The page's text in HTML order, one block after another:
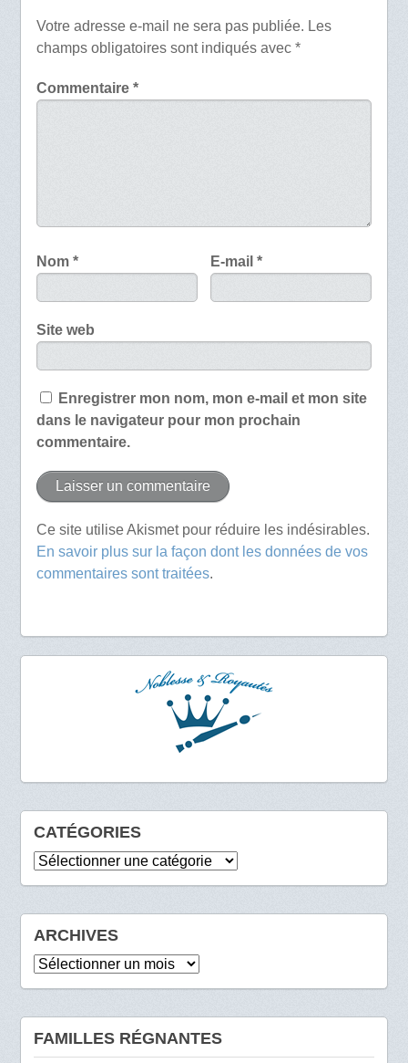
Votre adresse e-mail ne sera pas publiée. Les
champs obligatoires sont indiqués avec *
Commentaire *
Nom * E-mail*
Site web
Enregistrer mon nom, mon e-mail et mon site
dans le navigateur pour mon prochain
commentaire.
Ce site utilise Akismet pour réduire les indésirables.
En savoir plus sur la façon dont les données de vos
commentaires sont traitées.
CATÉGORIES
Catégories
ARCHIVES
Archives
FAMILLES RÉGNANTES